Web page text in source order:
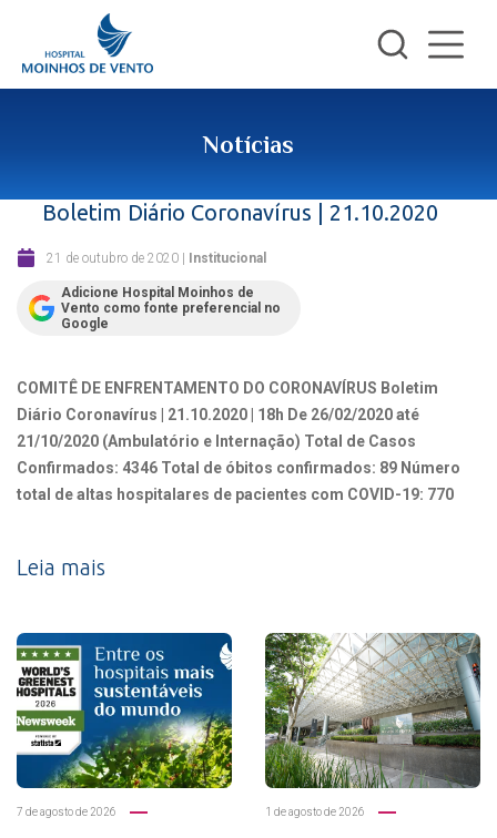
Notícias
Boletim Diário Coronavírus | 21.10.2020
21 de outubro de 2020 | Institucional
Adicione Hospital Moinhos de
Vento como fonte preferencial no
Google
COMITÊ DE ENFRENTAMENTO DO CORONAVÍRUS Boletim
Diário Coronavírus | 21.10.2020 | 18h De 26/02/2020 até
21/10/2020 (Ambulatório e Internação) Total de Casos
Confirmados: 4346 Total de óbitos confirmados: 89 Número
total de altas hospitalares de pacientes com COVID-19: 770
Leia mais
7 de agosto de 2026 1 de agosto de 2026